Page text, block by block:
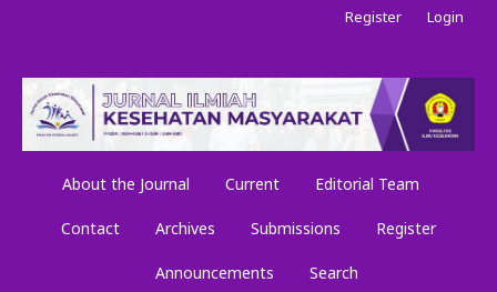
About the Journal Current Editorial Team
Contact Archives Submissions Register
Announcements Search
Register Login